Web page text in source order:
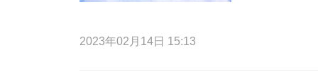
2023年02月14日 15:13